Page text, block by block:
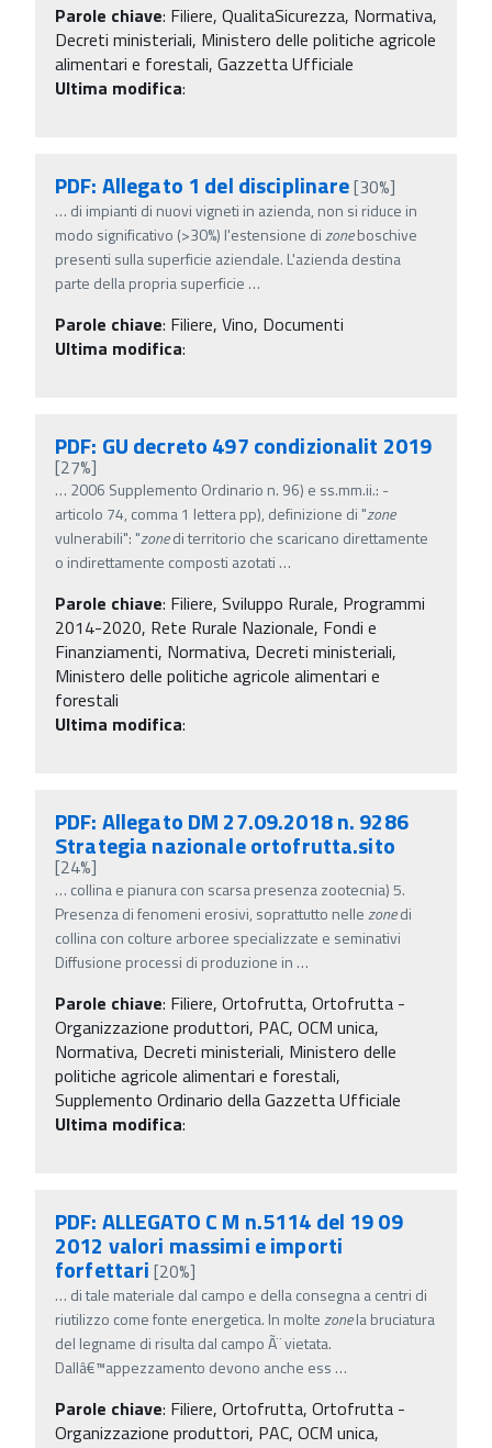
Parole chiave: Filiere, QualitaSicurezza, Normativa,
Decreti ministeriali, Ministero delle politiche agricole
alimentari e forestali, Gazzetta Ufficiale
Ultima modifica:
PDF: Allegato 1 del disciplinare[30%]
… di impianti di nuovi vigneti in azienda, non si riduce in
modo significativo (>30%) l'estensione dizoneboschive
presenti sulla superficie aziendale. L'azienda destina
parte della propria superficie …
Parole chiave: Filiere, Vino, Documenti
Ultima modifica:
PDF: GU decreto 497 condizionalit 2019
[27%]
… 2006 Supplemento Ordinario n. 96) e ss.mm.ii.: -
articolo 74, comma 1 lettera pp), definizione di "zone
vulnerabili": "zonedi territorio che scaricano direttamente
o indirettamente composti azotati …
Parole chiave: Filiere, Sviluppo Rurale, Programmi
2014-2020, Rete Rurale Nazionale, Fondi e
Finanziamenti, Normativa, Decreti ministeriali,
Ministero delle politiche agricole alimentari e
forestali
Ultima modifica:
PDF: Allegato DM 27.09.2018 n. 9286
Strategia nazionale ortofrutta.sito
[24%]
… collina e pianura con scarsa presenza zootecnia) 5.
Presenza di fenomeni erosivi, soprattutto nellezonedi
collina con colture arboree specializzate e seminativi
Diffusione processi di produzione in …
Parole chiave: Filiere, Ortofrutta, Ortofrutta -
Organizzazione produttori, PAC, OCM unica,
Normativa, Decreti ministeriali, Ministero delle
politiche agricole alimentari e forestali,
Supplemento Ordinario della Gazzetta Ufficiale
Ultima modifica:
PDF: ALLEGATO C M n.5114 del 19 09
2012 valori massimi e importi
forfettari [20%]
… di tale materiale dal campo e della consegna a centri di
riutilizzo come fonte energetica. In moltezonela bruciatura
del legname di risulta dal campo Ã¨ vietata.
Dallâ€™appezzamento devono anche ess …
Parole chiave: Filiere, Ortofrutta, Ortofrutta -
Organizzazione produttori, PAC, OCM unica,